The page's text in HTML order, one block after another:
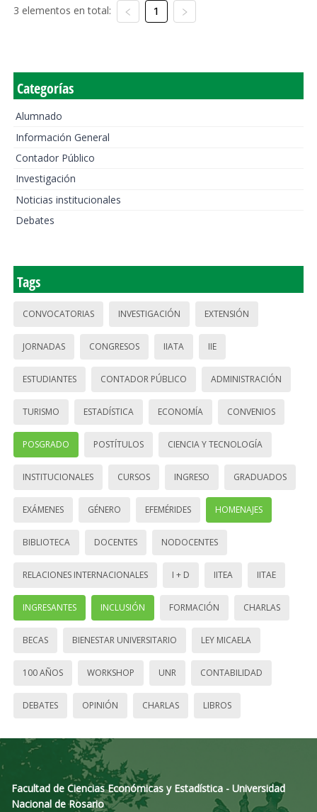
3 elementos en total: 1
Categorías
Alumnado
Información General
Contador Público
Investigación
Noticias institucionales
Debates
Tags
CONVOCATORIAS INVESTIGACIÓN EXTENSIÓN
JORNADAS CONGRESOS IIATA IIE
ESTUDIANTES CONTADOR PÚBLICO ADMINISTRACIÓN
TURISMO ESTADÍSTICA ECONOMÍA CONVENIOS
POSGRADO POSTÍTULOS CIENCIA Y TECNOLOGÍA
INSTITUCIONALES CURSOS INGRESO GRADUADOS
EXÁMENES GÉNERO EFEMÉRIDES HOMENAJES
BIBLIOTECA DOCENTES NODOCENTES
RELACIONES INTERNACIONALES I + D IITEA IITAE
INGRESANTES INCLUSIÓN FORMACIÓN CHARLAS
BECAS BIENESTAR UNIVERSITARIO LEY MICAELA
100 AÑOS WORKSHOP UNR CONTABILIDAD
DEBATES OPINIÓN CHARLAS LIBROS
Facultad de Ciencias Económicas y Estadística - Universidad
Nacional de Rosario